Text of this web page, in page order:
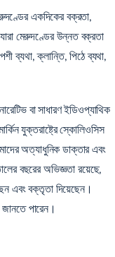
একদিকের বক্রতা,
মেরুদণ্ডের উন্নত বক্রতা
ব্যথা, ক্লান্তি, পিঠে ব্যথা,
বা সাধারণ ইডিওপ্যাথিক
যুক্তরাষ্ট্রে স্কোলিওসিস
অত্যাধুনিক ডাক্তার এবং
বছরের অভিজ্ঞতা রয়েছে,
এবং বক্তৃতা দিয়েছেন।
পারেন।